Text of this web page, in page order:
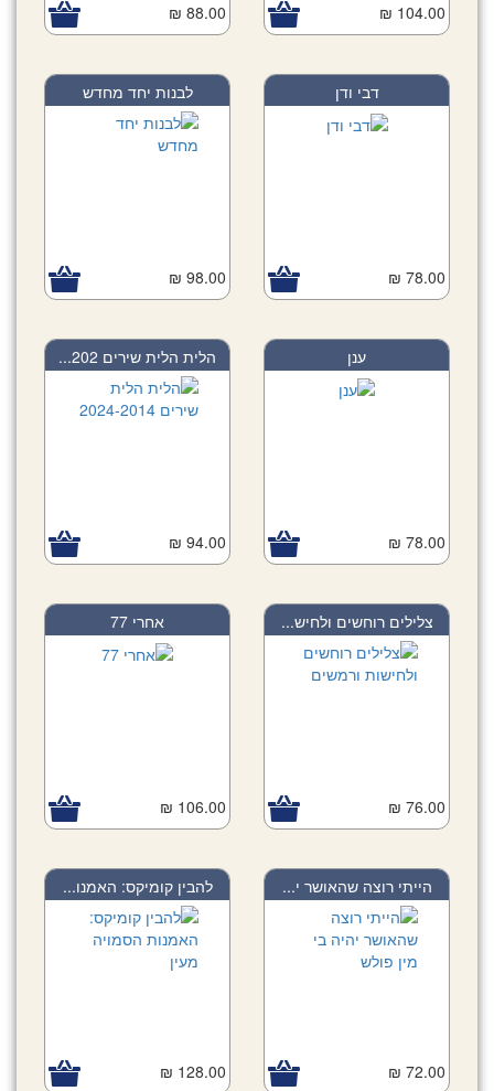
104.00 ₪
88.00 ₪
דבי ודן
78.00 ₪
לבנות יחד מחדש
98.00 ₪
ענן
78.00 ₪
הלית הלית שירים 202...
94.00 ₪
צלילים רוחשים ולחיש...
76.00 ₪
אחרי 77
106.00 ₪
הייתי רוצה שהאושר י...
72.00 ₪
להבין קומיקס: האמנו...
128.00 ₪